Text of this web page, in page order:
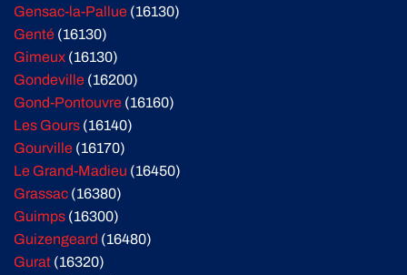
Gensac-la-Pallue (16130)
Genté (16130)
Gimeux (16130)
Gondeville (16200)
Gond-Pontouvre (16160)
Les Gours (16140)
Gourville (16170)
Le Grand-Madieu (16450)
Grassac (16380)
Guimps (16300)
Guizengeard (16480)
Gurat (16320)